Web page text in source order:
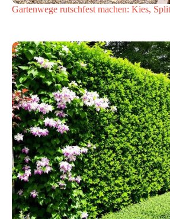
Gartenwege rutschfest machen: Kies,